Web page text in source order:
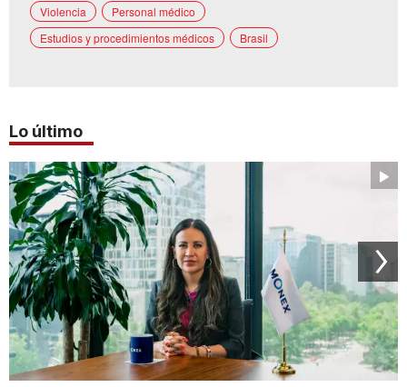
Violencia
Personal médico
Estudios y procedimientos médicos
Brasil
Lo último